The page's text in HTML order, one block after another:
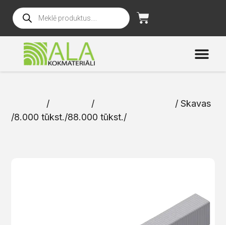
/ /
/ Skavas
/8.000 tūkst./88.000 tūkst./